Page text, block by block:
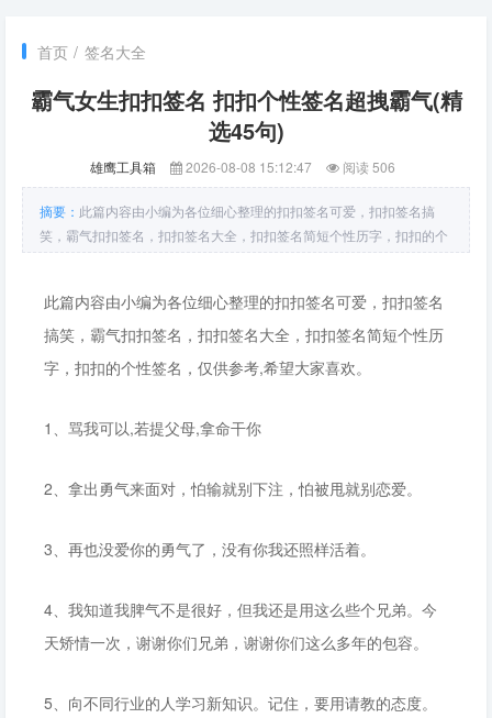
首页 / 签名大全
霸气女生扣扣签名 扣扣个性签名超拽霸气(精
选45句)
雄鹰工具箱 2026-08-08 15:12:47 阅读 506
摘要： 此篇内容由小编为各位细心整理的扣扣签名可爱，扣扣签名搞
笑，霸气扣扣签名，扣扣签名大全，扣扣签名简短个性历字，扣扣的个
性签名，仅供参考,希望大家喜欢。1、骂我可以,若提父母,拿命干你2、
勇气了，没有你我
此篇内容由小编为各位细心整理的扣扣签名可爱，扣扣签名
搞笑，霸气扣扣签名，扣扣签名大全，扣扣签名简短个性历
字，扣扣的个性签名，仅供参考,希望大家喜欢。
1、骂我可以,若提父母,拿命干你
2、拿出勇气来面对，怕输就别下注，怕被甩就别恋爱。
3、再也没爱你的勇气了，没有你我还照样活着。
4、我知道我脾气不是很好，但我还是用这么些个兄弟。今
天矫情一次，谢谢你们兄弟，谢谢你们这么多年的包容。
5、向不同行业的人学习新知识。记住，要用请教的态度。